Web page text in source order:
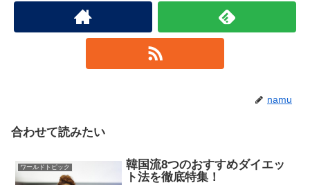
namu
合わせて読みたい
ワールドトピック
韓国流8つのおすすめダイエッ
ト法を徹底特集！